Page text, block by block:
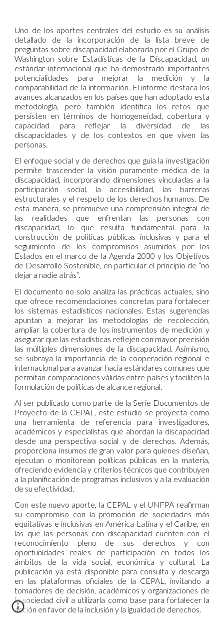
Uno de los aportes centrales del estudio es su análisis
detallado de la incorporación de la lista breve de
preguntas sobre discapacidad elaborada por el Grupo de
Washington sobre Estadísticas de la Discapacidad, un
estándar internacional que ha demostrado importantes
potencialidades para mejorar la medición y la
comparabilidad de la información. El informe destaca los
avances alcanzados en los países que han adoptado esta
metodología, pero también identifica los retos que
persisten en términos de homogeneidad, cobertura y
capacidad para reflejar la diversidad de las
discapacidades y de los contextos en que viven las
personas.
El enfoque social y de derechos que guía la investigación
permite trascender la visión puramente médica de la
discapacidad, incorporando dimensiones vinculadas a la
participación social, la accesibilidad, las barreras
estructurales y el respeto de los derechos humanos. De
esta manera, se promueve una comprensión integral de
las realidades que enfrentan las personas con
discapacidad, lo que resulta fundamental para la
construcción de políticas públicas inclusivas y para el
seguimiento de los compromisos asumidos por los
Estados en el marco de la Agenda 2030 y los Objetivos
de Desarrollo Sostenible, en particular el principio de “no
dejar a nadie atrás”.
El documento no solo analiza las prácticas actuales, sino
que ofrece recomendaciones concretas para fortalecer
los sistemas estadísticos nacionales. Estas sugerencias
apuntan a mejorar las metodologías de recolección,
ampliar la cobertura de los instrumentos de medición y
asegurar que las estadísticas reflejen con mayor precisión
las múltiples dimensiones de la discapacidad. Asimismo,
se subraya la importancia de la cooperación regional e
internacional para avanzar hacia estándares comunes que
permitan comparaciones válidas entre países y faciliten la
formulación de políticas de alcance regional.
Al ser publicado como parte de la Serie Documentos de
Proyecto de la CEPAL, este estudio se proyecta como
una herramienta de referencia para investigadores,
académicos y especialistas que abordan la discapacidad
desde una perspectiva social y de derechos. Además,
proporciona insumos de gran valor para quienes diseñan,
ejecutan o monitorean políticas públicas en la materia,
ofreciendo evidencia y criterios técnicos que contribuyen
a la planificación de programas inclusivos y a la evaluación
de su efectividad.
Con este nuevo aporte, la CEPAL y el UNFPA reafirman
su compromiso con la promoción de sociedades más
equitativas e inclusivas en América Latina y el Caribe, en
las que las personas con discapacidad cuenten con el
reconocimiento pleno de sus derechos y con
oportunidades reales de participación en todos los
ámbitos de la vida social, económica y cultural. La
publicación ya está disponible para consulta y descarga
en las plataformas oficiales de la CEPAL, invitando a
tomadores de decisión, académicos y organizaciones de
la sociedad civil a utilizarla como base para fortalecer la
acción en favor de la inclusión y la igualdad de derechos.